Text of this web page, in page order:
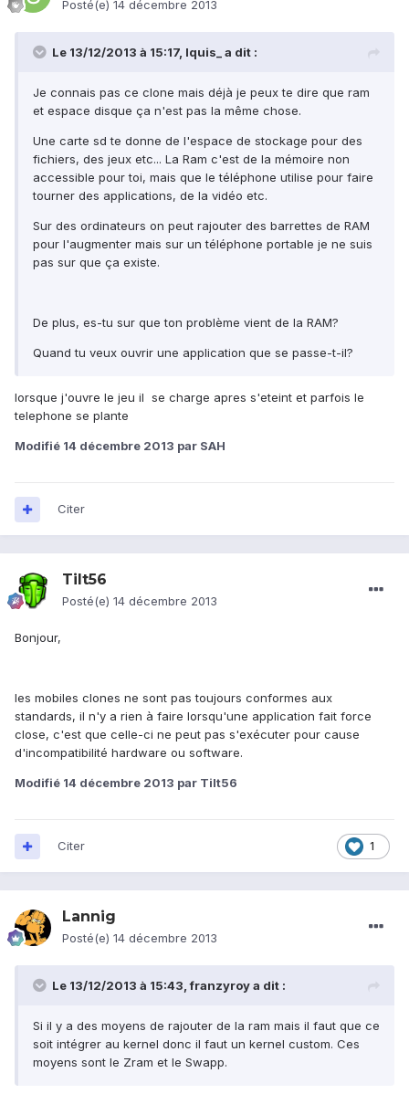
Posté(e) 14 décembre 2013
Le 13/12/2013 à 15:17, Iquis_ a dit :
Je connais pas ce clone mais déjà je peux te dire que ram
et espace disque ça n'est pas la même chose.
Une carte sd te donne de l'espace de stockage pour des
fichiers, des jeux etc... La Ram c'est de la mémoire non
accessible pour toi, mais que le téléphone utilise pour faire
tourner des applications, de la vidéo etc.
Sur des ordinateurs on peut rajouter des barrettes de RAM
pour l'augmenter mais sur un téléphone portable je ne suis
pas sur que ça existe.
De plus, es-tu sur que ton problème vient de la RAM?
Quand tu veux ouvrir une application que se passe-t-il?
lorsque j'ouvre le jeu il se charge apres s'eteint et parfois le
telephone se plante
Modifié 14 décembre 2013 par SAH
Citer
Tilt56
Posté(e) 14 décembre 2013
Bonjour,
les mobiles clones ne sont pas toujours conformes aux
standards, il n'y a rien à faire lorsqu'une application fait force
close, c'est que celle-ci ne peut pas s'exécuter pour cause
d'incompatibilité hardware ou software.
Modifié 14 décembre 2013 par Tilt56
1
Citer
Lannig
Posté(e) 14 décembre 2013
Le 13/12/2013 à 15:43, franzyroy a dit :
Si il y a des moyens de rajouter de la ram mais il faut que ce
soit intégrer au kernel donc il faut un kernel custom. Ces
moyens sont le Zram et le Swapp.